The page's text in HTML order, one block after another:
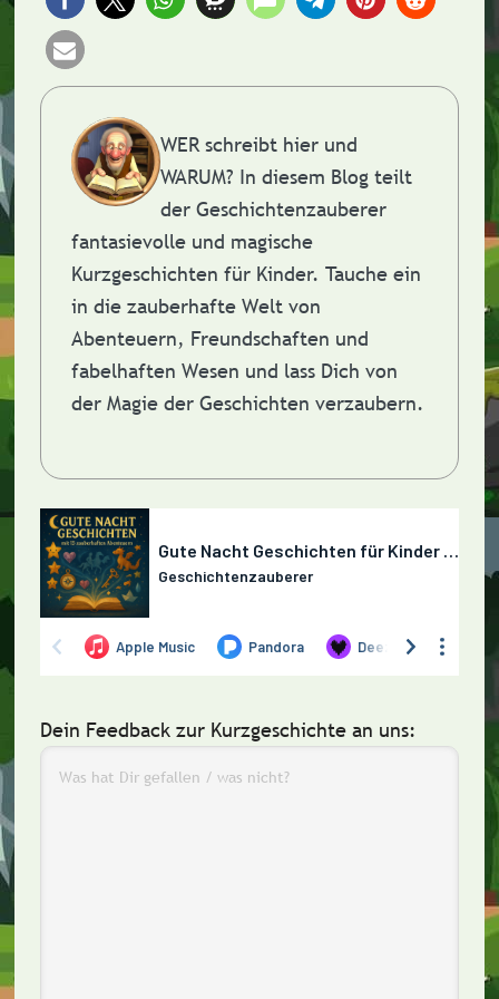
WER schreibt hier und
WARUM? In diesem Blog teilt
der Geschichtenzauberer
fantasievolle und magische
Kurzgeschichten für Kinder. Tauche ein
in die zauberhafte Welt von
Abenteuern, Freundschaften und
fabelhaften Wesen und lass Dich von
der Magie der Geschichten verzaubern.
Dein Feedback zur Kurzgeschichte an uns: